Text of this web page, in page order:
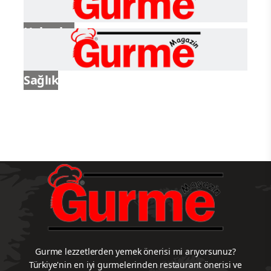
Haberler
Sağlık
Gurme lezzetlerden yemek önerisi mi arıyorsunuz?
Türkiye'nin en iyi gurmelerinden restaurant önerisi ve